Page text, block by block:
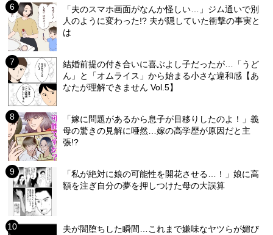
「夫のスマホ画面がなんか怪しい…」ジム通いで別
人のように変わった!? 夫が隠していた衝撃の事実と
は
結婚前提の付き合いに喜ぶよし子だったが…「うど
ん」と「オムライス」から始まる小さな違和感【あ
なたが理解できません Vol.5】
「嫁に問題があるから息子が目移りしたのよ！」義
母の驚きの見解に唖然…嫁の高学歴が原因だと主
張!?
「私が絶対に娘の可能性を開花させる…！」娘に高
額を注ぎ自分の夢を押しつけた母の大誤算
夫が闇堕ちした瞬間…これまで嫌味なヤツらが媚び